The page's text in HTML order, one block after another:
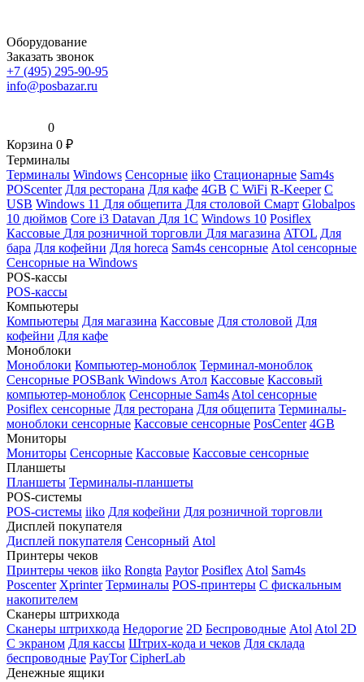
Оборудование
Заказать звонок
+7 (495) 295-90-95
info@posbazar.ru
0
Корзина 0 ₽
Терминалы
Терминалы Windows Сенсорные iiko Стационарные Sam4s
POScenter Для ресторана Для кафе 4GB С WiFi R-Keeper С
USB Windows 11 Для общепита Для столовой Смарт Globalpos
10 дюймов Core i3 Datavan Для 1С Windows 10 Posiflex
Кассовые Для розничной торговли Для магазина ATOL Для
бара Для кофейни Для horeca Sam4s сенсорные Atol сенсорные
Сенсорные на Windows
POS-кассы
POS-кассы
Компьютеры
Компьютеры Для магазина Кассовые Для столовой Для
кофейни Для кафе
Моноблоки
Моноблоки Компьютер-моноблок Терминал-моноблок
Сенсорные POSBank Windows Атол Кассовые Кассовый
компьютер-моноблок Сенсорные Sam4s Atol сенсорные
Posiflex сенсорные Для ресторана Для общепита Терминалы-
моноблоки сенсорные Кассовые сенсорные PosCenter 4GB
Мониторы
Мониторы Сенсорные Кассовые Кассовые сенсорные
Планшеты
Планшеты Терминалы-планшеты
POS-системы
POS-системы iiko Для кофейни Для розничной торговли
Дисплей покупателя
Дисплей покупателя Сенсорный Atol
Принтеры чеков
Принтеры чеков iiko Rongta Paytor Posiflex Atol Sam4s
Poscenter Xprinter Терминалы POS-принтеры С фискальным
накопителем
Сканеры штрихкода
Сканеры штрихкода Недорогие 2D Беспроводные Atol Atol 2D
С экраном Для кассы Штрих-кода и чеков Для склада
беспроводные PayTor CipherLab
Денежные ящики